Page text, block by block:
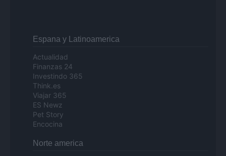
Espana y Latinoamerica
Actualidad
Finanzas 24
Investindo 365
Think.es
Viajar 365
ES Newz
Pet Story
Encocina
Norte america